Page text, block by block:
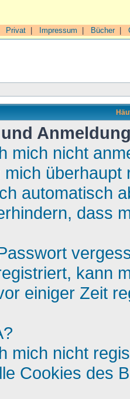
Privat Impressum Bücher|
mich nicht
überhaupt
automatisch
dass
kann
einiger Zeit
mich nicht
Cookies des